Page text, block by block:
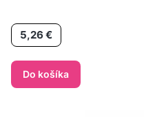
Cena
5,26 €
Do košíka